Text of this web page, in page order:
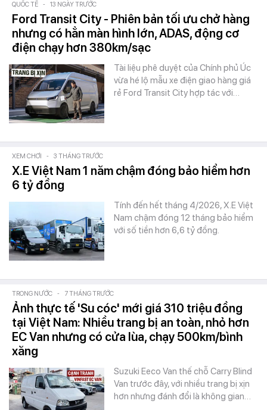
QUỐC TẾ - 13 NGÀY TRƯỚC
Ford Transit City - Phiên bản tối ưu chở hàng
nhưng có hẳn màn hình lớn, ADAS, động cơ
điện chạy hơn 380km/sạc
Tài liệu phê duyệt của Chính phủ Úc
vừa hé lộ mẫu xe điện giao hàng giá
rẻ Ford Transit City hợp tác với…
XEM CHƠI - 3 THÁNG TRƯỚC
X.E Việt Nam 1 năm chậm đóng bảo hiểm hơn
6 tỷ đồng
Tính đến hết tháng 4/2026, X.E Việt
Nam chậm đóng 12 tháng bảo hiểm
với số tiền hơn 6,6 tỷ đồng.
TRONG NƯỚC - 7 THÁNG TRƯỚC
Ảnh thực tế 'Su cóc' mới giá 310 triệu đồng
tại Việt Nam: Nhiều trang bị an toàn, nhỏ hơn
EC Van nhưng có cửa lùa, chạy 500km/bình
xăng
Suzuki Eeco Van thế chỗ Carry Blind
Van trước đây, với nhiều trang bị xịn
hơn nhưng đánh đổi là không gian…